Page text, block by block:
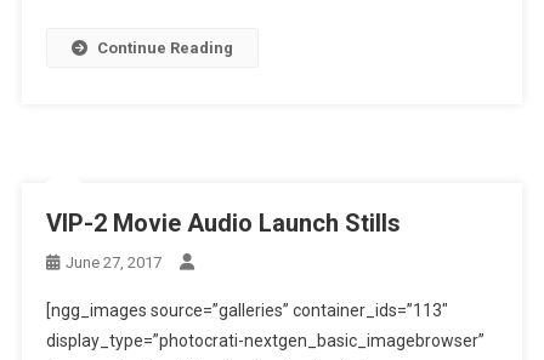
Continue Reading
VIP-2 Movie Audio Launch Stills
June 27, 2017
[ngg_images source=”galleries” container_ids=”113″
display_type=”photocrati-nextgen_basic_imagebrowser”